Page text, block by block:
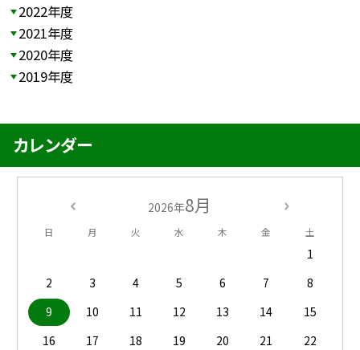
2022年度
2021年度
2020年度
2019年度
カレンダー
2026年8月
日 月 火 水 木 金 土
1
2
3 4 5 6 7
8
9
10 11 12 13 14
15
16
17 18 19 20 21
22